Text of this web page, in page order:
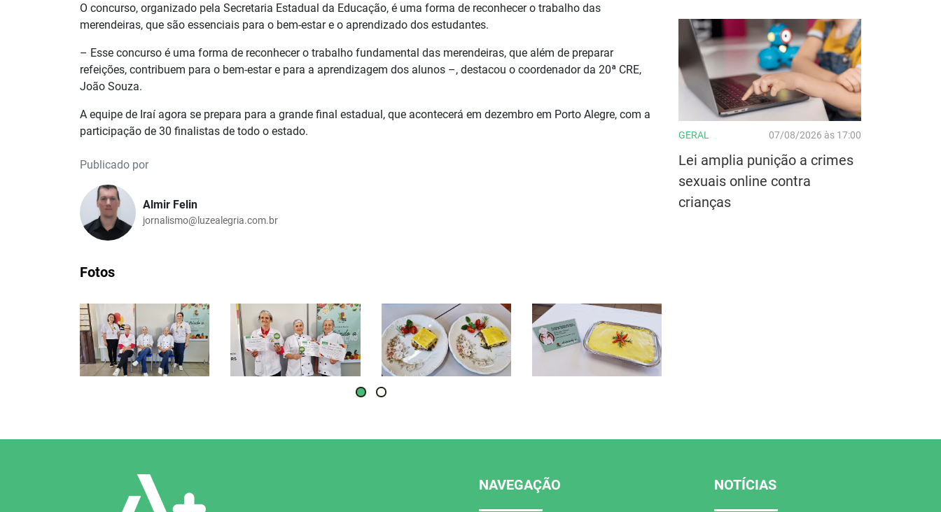
O concurso, organizado pela Secretaria Estadual da Educação, é uma forma de reconhecer o trabalho das
merendeiras, que são essenciais para o bem-estar e o aprendizado dos estudantes.
– Esse concurso é uma forma de reconhecer o trabalho fundamental das merendeiras, que além de preparar
refeições, contribuem para o bem-estar e para a aprendizagem dos alunos –, destacou o coordenador da 20ª CRE,
João Souza.
A equipe de Iraí agora se prepara para a grande final estadual, que acontecerá em dezembro em Porto Alegre, com a
participação de 30 finalistas de todo o estado.
Publicado por
Almir Felin
jornalismo@luzealegria.com.br
Fotos
GERAL 07/08/2026 às 17:00
Lei amplia punição a crimes
sexuais online contra
crianças
NAVEGAÇÃO NOTÍCIAS